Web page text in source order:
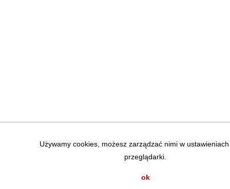
Używamy cookies, możesz zarządzać nimi w
przeglądarki.
ok